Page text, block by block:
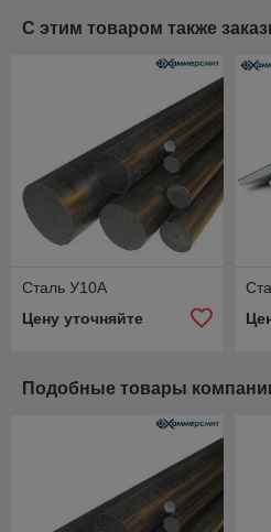
С этим товаром также
Сталь У10А
Цену уточняйте
Подобные товары